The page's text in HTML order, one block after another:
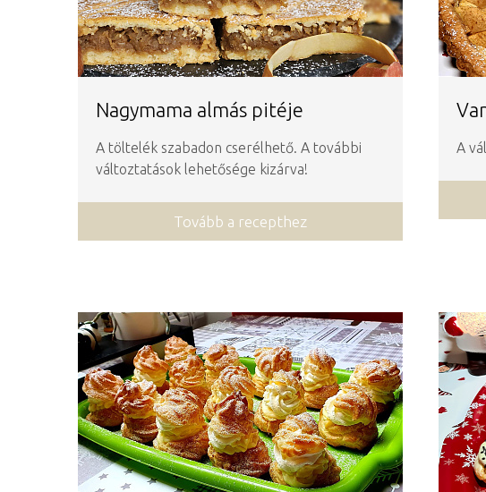
Nagymama almás pitéje
A töltelék szabadon cserélhető. A további
változtatások lehetősége kizárva!
Tovább a recepthez
A